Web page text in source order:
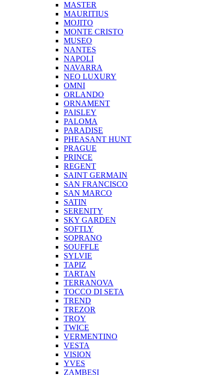
MASTER
MAURITIUS
MOJITO
MONTE CRISTO
MUSEO
NANTES
NAPOLI
NAVARRA
NEO LUXURY
OMNI
ORLANDO
ORNAMENT
PAISLEY
PALOMA
PARADISE
PHEASANT HUNT
PRAGUE
PRINCE
REGENT
SAINT GERMAIN
SAN FRANCISCO
SAN MARCO
SATIN
SERENITY
SKY GARDEN
SOFTLY
SOPRANO
SOUFFLE
SYLVIE
TAPIZ
TARTAN
TERRANOVA
TOCCO DI SETA
TREND
TREZOR
TROY
TWICE
VERMENTINO
VESTA
VISION
YVES
ZAMBESI